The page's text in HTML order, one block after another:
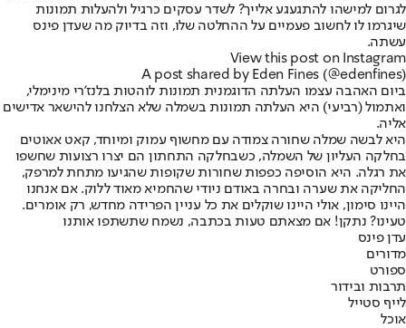
לגרום למישהו להתגעגע אלייך? לשדר עסקים כרגיל ולהעלות תמונות
שיגרמו לו לחשוב פעמיים על ההחלטה שלו, וזה בדיוק מה שעדן פינס
עשתה.
View this post on Instagram
A post shared by Eden Fines (@edenfines)
ביום האהבה עצמו העלתה הדוגמנית תמונות לוהטות בלנז'רי מינימלי,
ואתמול (רביעי) היא העלתה תמונות בשמלה שלא הצלחנו להישאר אדישים
אליה.
היא לבשה שמלה שחורה צמודה עם מחשוף עמוק ומיוחד, קאט אאוטים
בחלקה העליון של השמלה, כשבחלקה התחתון הם יצרו רצועות שחשפו
את רגלה. היא הוסיפה כפפות שחורות שקופות שהגיעו מתחת למרפק,
החליקה את שערה ובחרה באודם ניודי שהחמיא מאוד ללוק. אם אנחנו
היינו סימון, אולי היינו שוקלים את כל עניין הפרידה מחדש, רק אומרים.
טעינו? נתקן! אם מצאתם טעות בכתבה, נשמח שתשתפו אותנו
עדן פינס
מדורים
ספורט
תרבות ובידור
לייף סטייל
אוכל